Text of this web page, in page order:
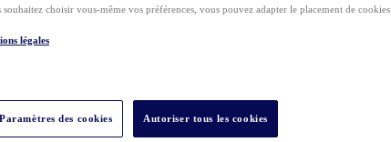
souhaitez choisir vous-même vos préférences, vous pouvez adapter le placement de cookies
légales
Paramètres des cookies Autoriser tous les cookies